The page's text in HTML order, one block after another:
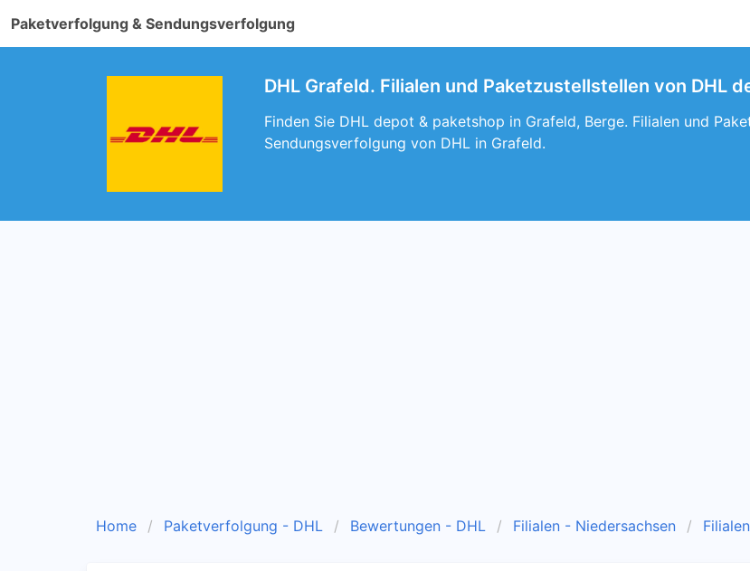
Paketverfolgung & Sendungsverfolgung
DHL Grafeld. Filialen und Paketzustellstellen von DHL
Finden Sie DHL depot & paketshop in Grafeld, Berge. Filialen und
Sendungsverfolgung von DHL in Grafeld.
Home Paketverfolgung - DHL Bewertungen - DHL Filialen - Niedersachsen